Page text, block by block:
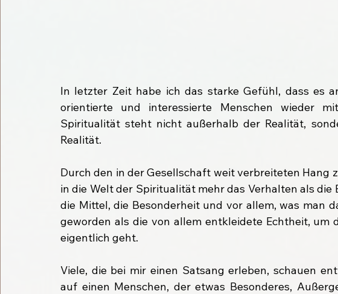
In letzter Zeit habe ich das starke Gefühl, dass es
orientierte und interessierte Menschen wieder
Spiritualität steht nicht außerhalb der Realität,
Realität.
Durch den in der Gesellschaft weit verbreiteten Hang
in die Welt der Spiritualität mehr das Verhalten als die
die Mittel, die Besonderheit und vor allem, was man
geworden als die von allem entkleidete Echtheit, um
eigentlich geht.
Viele, die bei mir einen Satsang erleben, schauen
auf einen Menschen, der etwas Besonderes,